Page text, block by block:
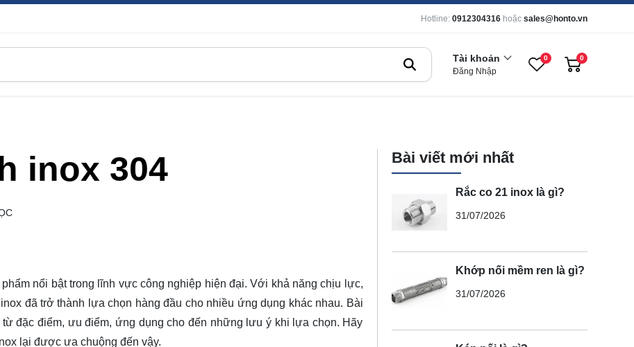
Hotline: 0912304316 hoặc sales@honto.vn
Tài khoản
Đăng Nhập
0 0
inox 304
phẩm nổi bật trong lĩnh vực công nghiệp hiện đại. Với khả năng chịu lực,
đã trở thành lựa chọn hàng đầu cho nhiều ứng dụng khác nhau. Bài
đặc điểm, ưu điểm, ứng dụng cho đến những lưu ý khi lựa chọn. Hãy
lại được ưa chuộng đến vậy.
Bài viết mới nhất
Rắc co 21 inox là gì?
31/07/2026
Khớp nối mềm ren là gì?
31/07/2026